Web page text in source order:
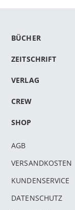
BÜCHER
ZEITSCHRIFT
VERLAG
CREW
SHOP
AGB
VERSANDKOSTEN
KUNDENSERVICE
DATENSCHUTZ